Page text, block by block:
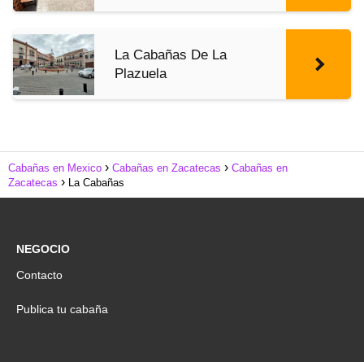
La Cabañas De La
Plazuela
Cabañas en Mexico Cabañas en Zacatecas
Cabañas en
Zacatecas
La Cabañas
NEGOCIO
Contacto
Publica tu cabaña